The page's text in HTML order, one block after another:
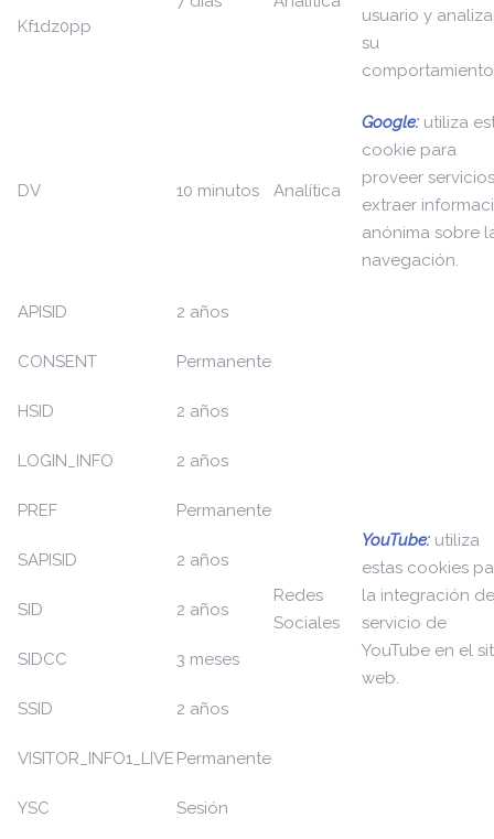
Kf1dz0pp
usuario y
su
DV 10 minutos Analítica
Google: utiliza
cookie para
proveer
extraer
anónima sobre
navegación.
APISID
CONSENT
HSID
LOGIN_INFO
PREF
SAPISID
SID
SIDCC
SSID
VISITOR_INFO1_LIVE
YSC
2 años
Permanente
2 años
2 años
Permanente
2 años
2 años
3 meses
2 años
Permanente
Sesión
Redes
Sociales
YouTube: utiliza
estas cookies
la integración
servicio de
YouTube en el
web.